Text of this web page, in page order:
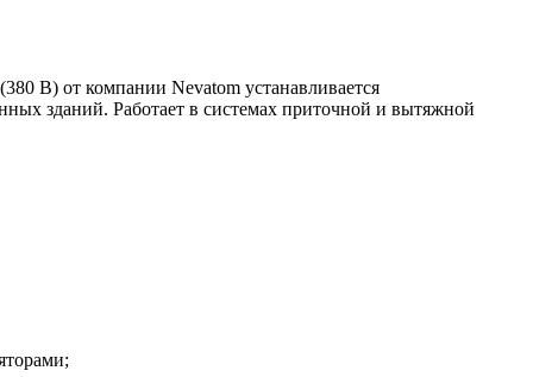
В) от компании Nevatom устанавливается
зданий. Работает в системах приточной и вытяжной